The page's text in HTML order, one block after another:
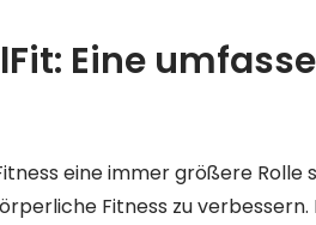
Eine
eine immer größere Rolle
Fitness zu